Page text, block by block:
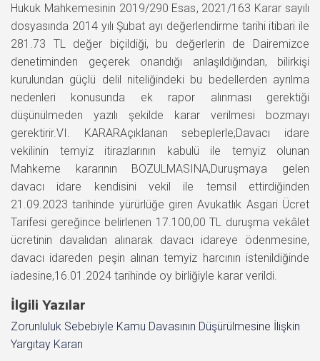
Hukuk Mahkemesinin 2019/290 Esas, 2021/163 Karar sayılı
dosyasında 2014 yılı Şubat ayı değerlendirme tarihi itibari ile
281.73 TL değer biçildiği, bu değerlerin de Dairemizce
denetiminden geçerek onandığı anlaşıldığından, bilirkişi
kurulundan güçlü delil niteliğindeki bu bedellerden ayrılma
nedenleri konusunda ek rapor alınması gerektiği
düşünülmeden yazılı şekilde karar verilmesi bozmayı
gerektirir.VI. KARARAçıklanan sebeplerle;Davacı idare
vekilinin temyiz itirazlarının kabulü ile temyiz olunan
Mahkeme kararının BOZULMASINA,Duruşmaya gelen
davacı idare kendisini vekil ile temsil ettirdiğinden
21.09.2023 tarihinde yürürlüğe giren Avukatlık Asgari Ücret
Tarifesi gereğince belirlenen 17.100,00 TL duruşma vekâlet
ücretinin davalıdan alınarak davacı idareye ödenmesine,
davacı idareden peşin alınan temyiz harcının istenildiğinde
iadesine,16.01.2024 tarihinde oy birliğiyle karar verildi.
İlgili Yazılar
Zorunluluk Sebebiyle Kamu Davasının Düşürülmesine İlişkin
Yargıtay Kararı